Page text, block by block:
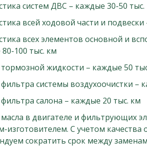
систем ДВС – каждые 30-50 тыс.
всей ходовой части и
всех элементов основной и
100 тыс. км
жидкости – каждые 50
системы воздухоочистки –
салона – каждые 20 тыс. км
в двигателе и фильтрующих
изготовителем. С учетом качества
сократить срок между